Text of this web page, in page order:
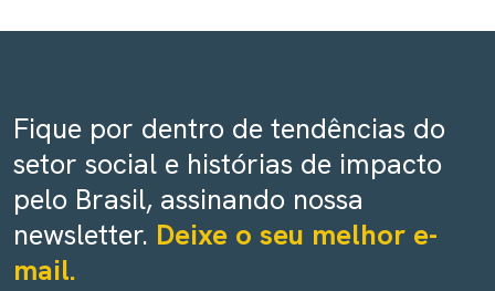
Fique por dentro de tendências do
setor social e histórias de impacto
pelo Brasil, assinando nossa
newsletter. Deixe o seu melhor e-
mail.